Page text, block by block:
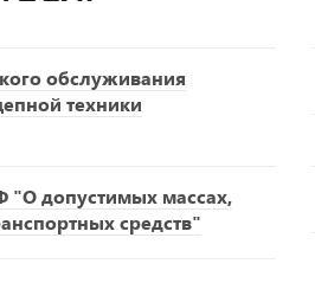
обслуживания
техники
"О допустимых массах,
средств"